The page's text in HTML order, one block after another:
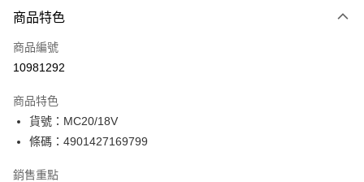
街口支付
悠遊付
運送方式
下單前請先詢問庫存
每筆NT$130，滿NT$2,500(含以上)免運費
商品特色
商品編號
10981292
商品特色
貨號：MC20/18V
條碼：4901427169799
銷售重點